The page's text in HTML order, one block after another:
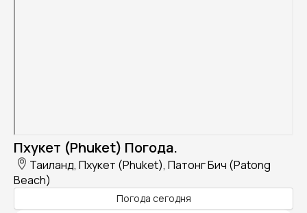
Пхукет (Phuket) Погода.
Таиланд, Пхукет (Phuket), Патонг Бич (Patong
Beach)
Погода сегодня